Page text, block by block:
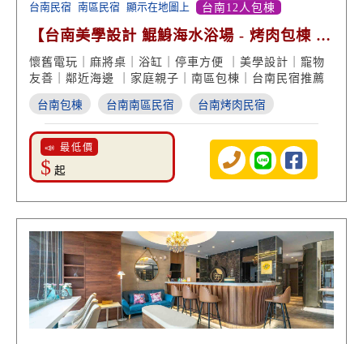
台南民宿 南區民宿 顯示在地圖上 台南12人包棟
【台南美學設計 鯤鯓海水浴場 - 烤肉包棟 大
投影螢幕】
懷舊電玩｜麻將桌｜浴缸｜停車方便 ｜美學設計｜寵物
友善｜鄰近海邊 ｜家庭親子｜南區包棟｜台南民宿推薦
台南包棟 台南南區民宿 台南烤肉民宿
📣 最低價
$ 起